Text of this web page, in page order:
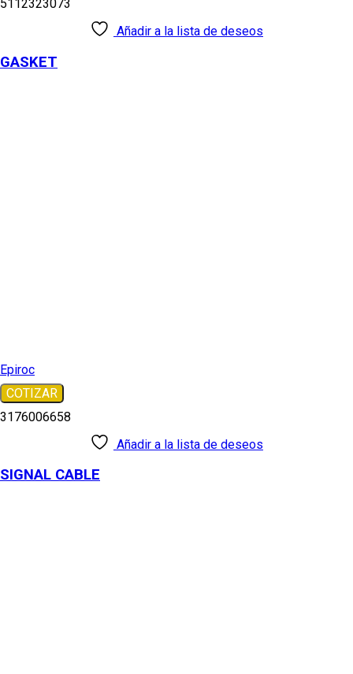
5112323073
Añadir a la lista de deseos
GASKET
Epiroc
COTIZAR
3176006658
Añadir a la lista de deseos
SIGNAL CABLE